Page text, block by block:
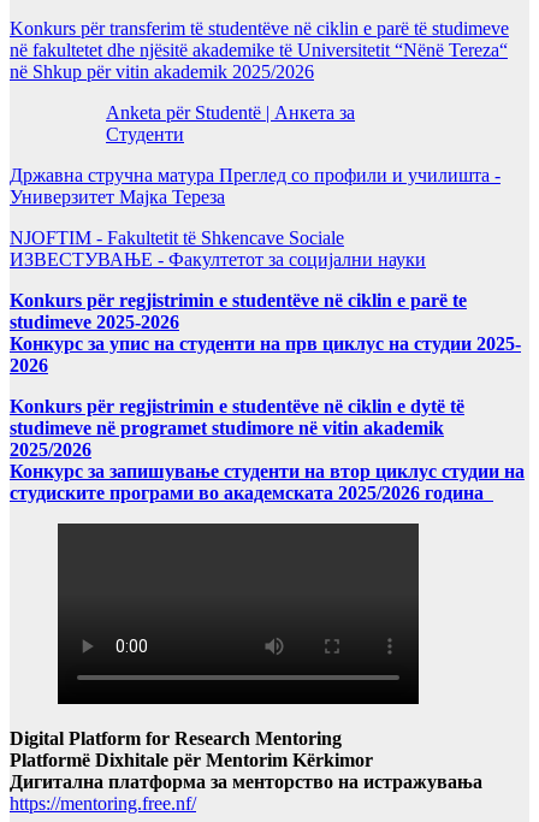
Konkurs për transferim të studentëve në ciklin e parë të studimeve
në fakultetet dhe njësitë akademike të Universitetit “Nënë Tereza“
në Shkup për vitin akademik 2025/2026
Anketa për Studentë | Анкета за
Студенти
Државна стручна матура Преглед со профили и училишта -
Универзитет Мајка Тереза
NJOFTIM - Fakultetit të Shkencave Sociale
ИЗВЕСТУВАЊЕ - Факултетот за социјални науки
Konkurs për regjistrimin e studentëve në ciklin e parë te
studimeve 2025-2026
Конкурс за упис на студенти на прв циклус на студии 2025-
2026
Konkurs për regjistrimin e studentëve në ciklin e dytë të
studimeve në programet studimore në vitin akademik
2025/2026
Конкурс за запишување студенти на втор циклус студии на
студиските програми во академската 2025/2026 година
Digital Platform for Research Mentoring
Platformë Dixhitale për Mentorim Kërkimor
Дигитална платформа за менторство на истражувања
https://mentoring.free.nf/